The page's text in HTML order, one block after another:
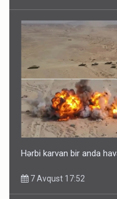
Hərbi karvan bir anda
7 Avqust 17:52